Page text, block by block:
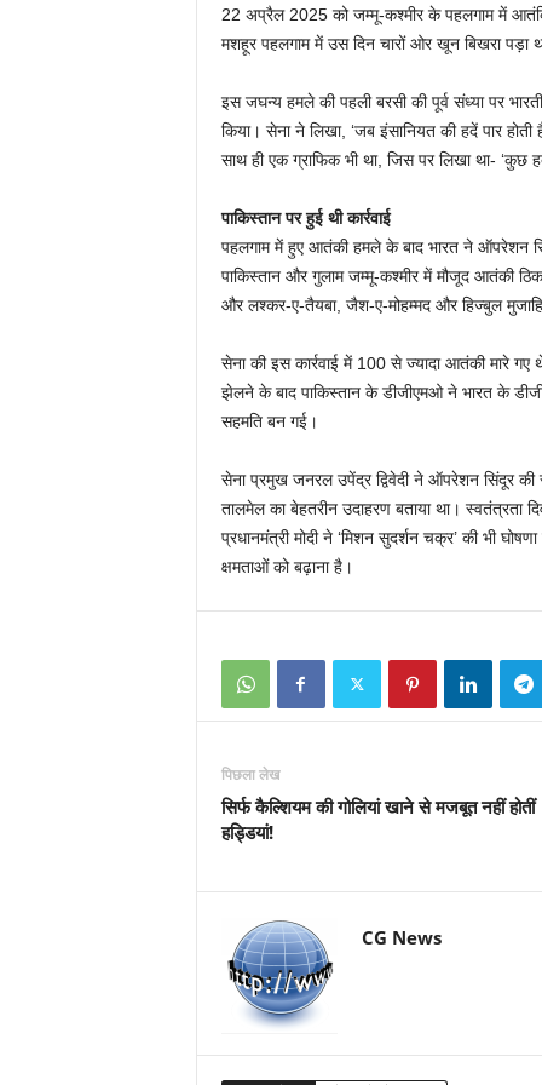
22 अप्रैल 2025 को जम्मू-कश्मीर के पहलगाम में
मशहूर पहलगाम में उस दिन चारों ओर खून बिखरा पड़ा
इस जघन्य हमले की पहली बरसी की पूर्व संध्या पर
किया। सेना ने लिखा, ‘जब इंसानियत की हदें पार
साथ ही एक ग्राफिक भी था, जिस पर लिखा था- ‘कुछ
पाकिस्तान पर हुई थी कार्रवाई
पहलगाम में हुए आतंकी हमले के बाद भारत ने ऑपरेशन
पाकिस्तान और गुलाम जम्मू-कश्मीर में मौजूद आतंकी
और लश्कर-ए-तैयबा, जैश-ए-मोहम्मद और हिज्बुल
सेना की इस कार्रवाई में 100 से ज्यादा आतंकी मारे
झेलने के बाद पाकिस्तान के डीजीएमओ ने भारत के
सहमति बन गई।
सेना प्रमुख जनरल उपेंद्र द्विवेदी ने ऑपरेशन सिंदूर की
तालमेल का बेहतरीन उदाहरण बताया था। स्वतंत्रता
प्रधानमंत्री मोदी ने ‘मिशन सुदर्शन चक्र’ की भी
क्षमताओं को बढ़ाना है।
पिछला लेख
सिर्फ कैल्शियम की गोलियां खाने से मजबूत नहीं होतीं
हड्डियां!
CG News